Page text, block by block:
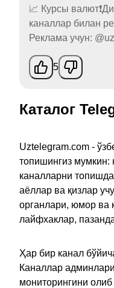
📈 Курсы
каналлар билан
Реклама учун:
5
Каталог
Uztelegram.com -
топишингиз мумкин:
каналларни
аёллар ва қизлар
органлари, юмор ва
лайфхаклар,
Ҳар бир канал
Каналлар
мониторингини